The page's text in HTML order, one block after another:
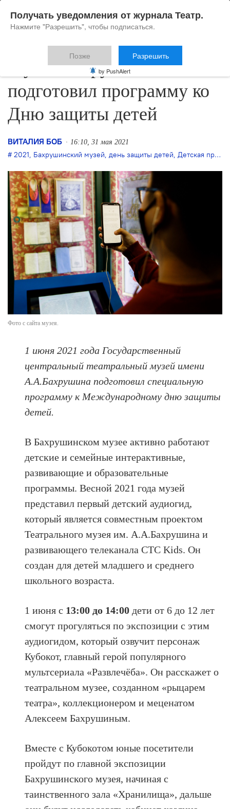
Музей Бахрушина
подготовил программу ко
Дню защиты детей
ВИТАЛИЯ БОБ 16:10, 31 мая 2021
2021, Бахрушинский музей, день защиты детей, Детская программа
Фото с сайта музея.
1 июня 2021 года Государственный
центральный театральный музей имени
А.А.Бахрушина подготовил специальную
программу к Международному дню защиты
детей.
В Бахрушинском музее активно работают
детские и семейные интерактивные,
развивающие и образовательные
программы. Весной 2021 года музей
представил первый детский аудиогид,
который является совместным проектом
Театрального музея им. А.А.Бахрушина и
развивающего телеканала СТС Kids. Он
создан для детей младшего и среднего
школьного возраста.
1 июня с 13:00 до 14:00 дети от 6 до 12 лет
смогут прогуляться по экспозиции с этим
аудиогидом, который озвучит персонаж
Кубокот, главный герой популярного
мультсериала «Развлечёба». Он расскажет о
театральном музее, созданном «рыцарем
театра», коллекционером и меценатом
Алексеем Бахрушиным.
Вместе с Кубокотом юные посетители
пройдут по главной экспозиции
Бахрушинского музея, начиная с
таинственного зала «Хранилища», дальше
Получать уведомления от журнала Театр.
Нажмите "Разрешить", чтобы подписаться.
Позже Разрешить
by PushAlert